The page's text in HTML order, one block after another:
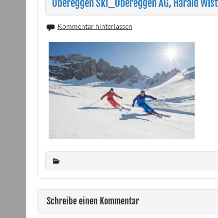
Obereggen Ski_Obereggen AG, Harald
Kommentar hinterlassen
Schreibe einen Kommentar